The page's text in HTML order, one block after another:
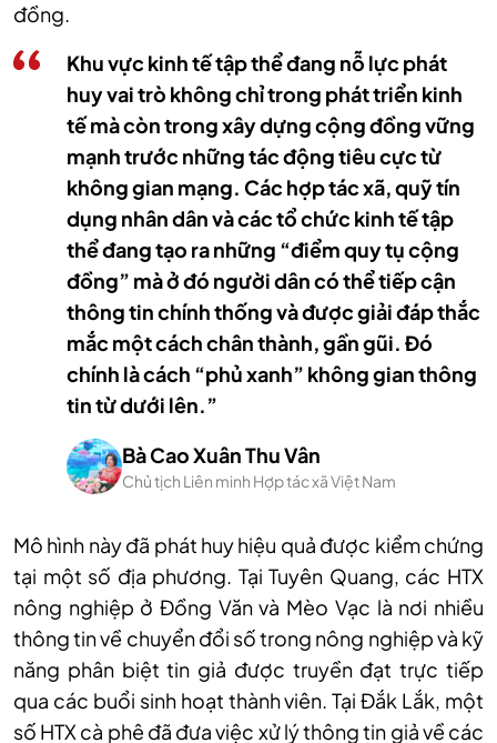
đồng.
Khu vực kinh tế tập thể đang nỗ lực phát
huy vai trò không chỉ trong phát triển kinh
tế mà còn trong xây dựng cộng đồng vững
mạnh trước những tác động tiêu cực từ
không gian mạng. Các hợp tác xã, quỹ tín
dụng nhân dân và các tổ chức kinh tế tập
thể đang tạo ra những “điểm quy tụ cộng
đồng” mà ở đó người dân có thể tiếp cận
thông tin chính thống và được giải đáp thắc
mắc một cách chân thành, gần gũi. Đó
chính là cách “phủ xanh” không gian thông
tin từ dưới lên.”
Bà Cao Xuân Thu Vân
Chủ tịch Liên minh Hợp tác xã Việt Nam
Mô hình này đã phát huy hiệu quả được kiểm chứng
tại một số địa phương. Tại Tuyên Quang, các HTX
nông nghiệp ở Đồng Văn và Mèo Vạc là nơi nhiều
thông tin về chuyển đổi số trong nông nghiệp và kỹ
năng phân biệt tin giả được truyền đạt trực tiếp
qua các buổi sinh hoạt thành viên. Tại Đắk Lắk, một
số HTX cà phê đã đưa việc xử lý thông tin giả về các